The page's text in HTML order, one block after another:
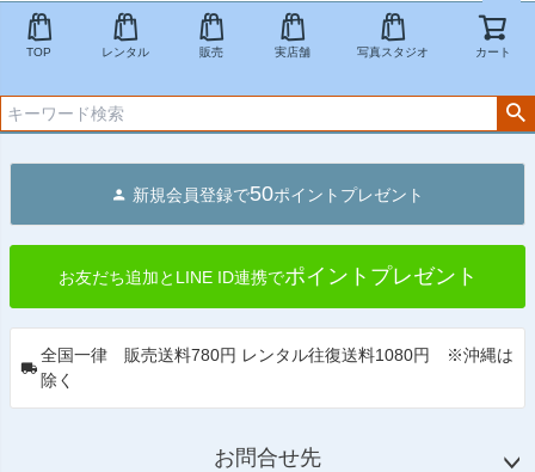
ペー
ジト
へ
TOP レンタル 販売 実店舗 写真スタジオ カート
新規会員登録で50ポイントプレゼント
お友だち追加とLINE ID連携でポイントプレゼント
全国一律 販売送料780円 レンタル往復送料1080円 ※沖縄は
除く
お問合せ先